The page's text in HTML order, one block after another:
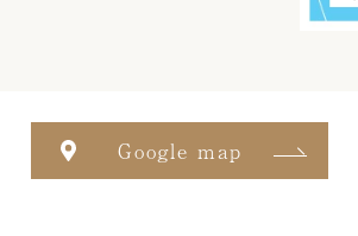
Google map